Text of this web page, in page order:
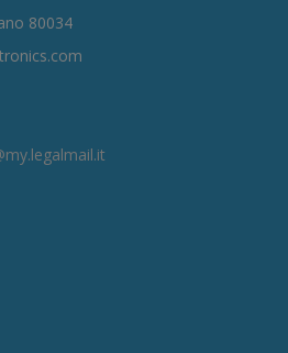
80034